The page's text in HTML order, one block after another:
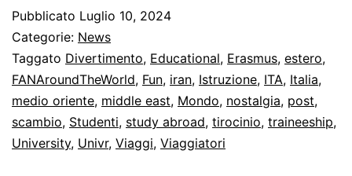
Pubblicato Luglio 10, 2024
Categorie: News
Taggato Divertimento, Educational, Erasmus, estero,
FANAroundTheWorld, Fun, iran, Istruzione, ITA, Italia,
medio oriente, middle east, Mondo, nostalgia, post,
scambio, Studenti, study abroad, tirocinio, traineeship,
University, Univr, Viaggi, Viaggiatori